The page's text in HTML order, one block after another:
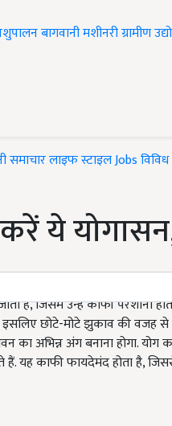
बागवानीमशीनरीग्रामीण
समाचारलाइफ स्टाइलJobsविविध
ये
है, जिसमें उन्हें काफी परेशानी
इसलिए छोटे-मोटे झुकाव की वजह
का अभिन्न अंग बनाना होगा. योग
काफी फायदेमंद होता है, जिससे